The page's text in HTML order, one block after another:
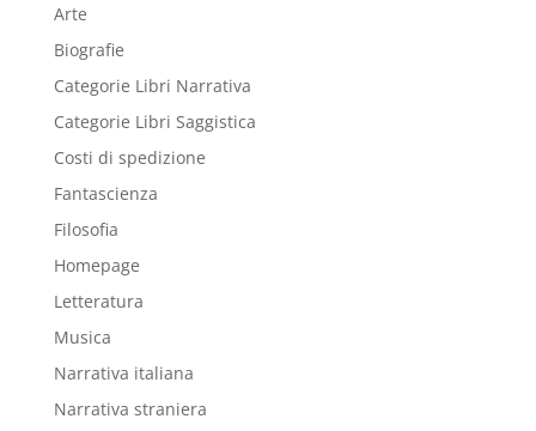
Arte
Biografie
Categorie Libri Narrativa
Categorie Libri Saggistica
Costi di spedizione
Fantascienza
Filosofia
Homepage
Letteratura
Musica
Narrativa italiana
Narrativa straniera